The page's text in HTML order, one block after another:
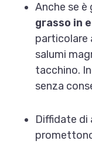
Anche se
grasso in
salumi
tacchino.
senza
Diffidate di